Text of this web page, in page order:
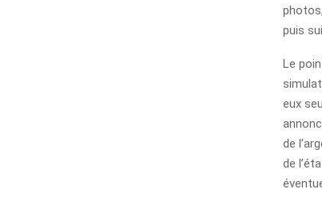
puis
Le
eux
de
de